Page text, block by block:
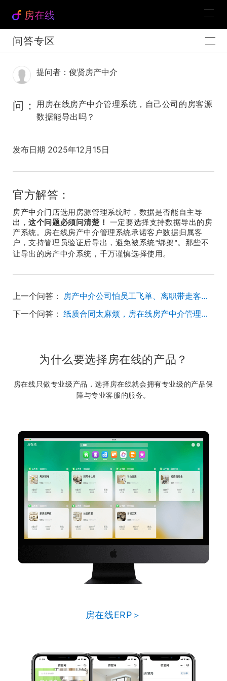
房在线
问答专区
提问者：俊贤房产中介
问： 用房在线房产中介管理系统，自己公司的房客源
数据能导出吗？
发布日期 2025年12月15日
官方解答：
房产中介门店选用房源管理系统时，数据是否能自主导
出，这个问题必须问清楚！ 一定要选择支持数据导出的 房
产系统。房在线房产中介管理系统承诺客户数据归属客
户，支持管理员验证后导出，避免被系统“绑架 ”。那些不
让导出的房产中介系统，千万谨慎选择使用 。
上一个问答：
房产中介公司怕员工飞单、离职带走客户，房在线房产系统怎么防止？
下一个问答：
纸质合同太麻烦，房在线房产中介管理系统能线上签约吗？
为什么要选择房在线的产品？
房在线只做专业级产品，选择房在线就会拥有专业级的产品保
障与专业客服的服务。
房在线ERP＞